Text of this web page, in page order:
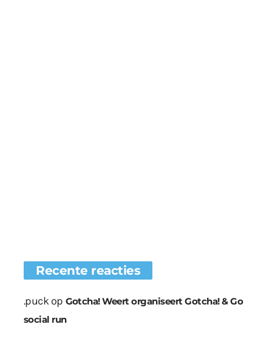
Recente reacties
.puckop Gotcha! Weert organiseert Gotcha! & Go
social run